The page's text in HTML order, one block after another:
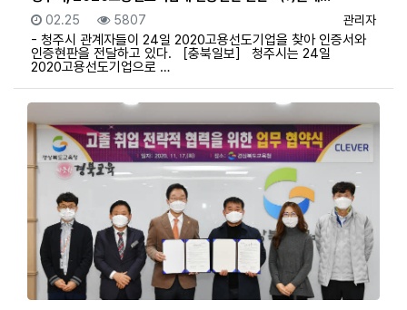
등록자
관리자
등록일
02.25 조회
5807
- 청주시 관계자들이 24일 2020고용선도기업을 찾아 인증서와
인증현판을 전달하고 있다. ［충북일보］ 청주시는 24일
2020고용선도기업으로 …